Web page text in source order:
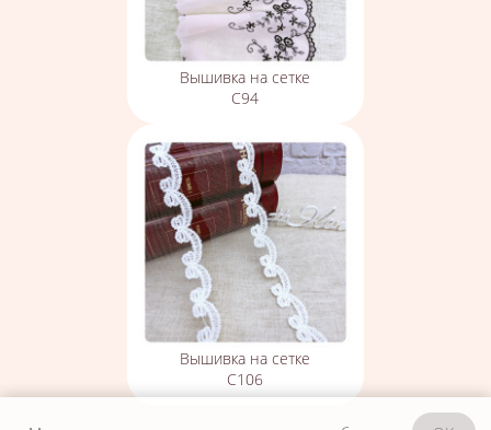
Вышивка на сетке
С94
Вышивка на сетке
С106